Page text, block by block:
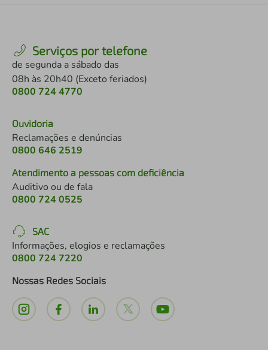
Serviços por telefone
de segunda a sábado das
08h às 20h40 (Exceto feriados)
0800 724 4770
Ouvidoria
Reclamações e denúncias
0800 646 2519
Atendimento a pessoas com deficiência
Auditivo ou de fala
0800 724 0525
SAC
Informações, elogios e reclamações
0800 724 7220
Nossas Redes Sociais